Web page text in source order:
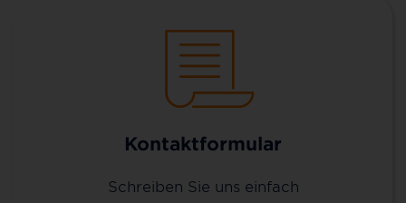
Kontaktformular
Schreiben Sie uns einfach